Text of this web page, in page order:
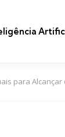
para